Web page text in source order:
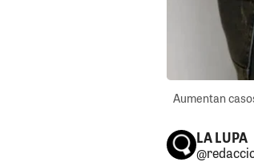
Aumentan
LA LUPA